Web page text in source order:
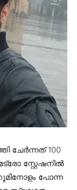
ചേർന്നത് 100
സ്റ്റേഷനിൽ
റൂമിനോളം പോന്ന